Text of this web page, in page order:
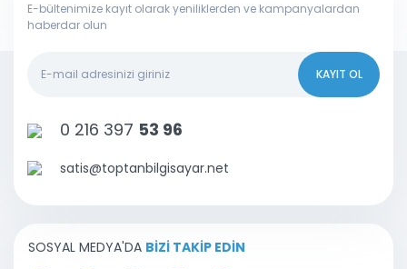
E-bültenimize kayıt olarak yeniliklerden ve kampanyalardan
haberdar olun
KAYIT OL
0 216 397 53 96
satis@toptanbilgisayar.net
SOSYAL MEDYA'DA BİZİ TAKİP EDİN